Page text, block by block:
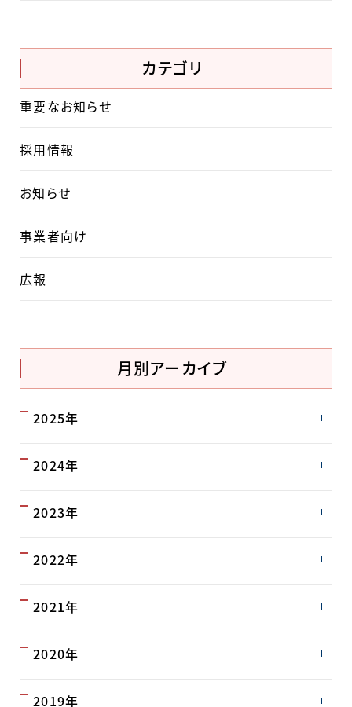
カテゴリ
重要なお知らせ
採用情報
お知らせ
事業者向け
広報
月別アーカイブ
2025年
2024年
2023年
2022年
2021年
2020年
2019年